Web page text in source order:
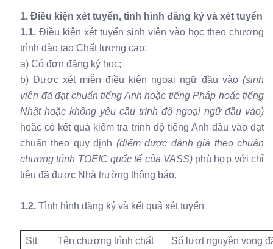
1. Điều kiện xét tuyển, tình hình đăng ký và xét tuyển
1.1. Điều kiện xét tuyển sinh viên vào học theo chương
trình đào tạo Chất lượng cao:
a) Có đơn đăng ký học;
b) Được xét miễn điều kiện ngoại ngữ đầu vào (sinh
viên đã đạt chuẩn tiếng Anh hoặc tiếng Pháp hoặc tiếng
Nhật hoặc không yêu cầu trình độ ngoại ngữ đầu vào)
hoặc có kết quả kiểm tra trình độ tiếng Anh đầu vào đạt
chuẩn theo quy định (điểm được đánh giá theo chuẩn
chương trình TOEIC quốc tế của VASS) phù hợp với chỉ
tiêu đã được Nhà trường thông báo.
1.2. Tình hình đăng ký và kết quả xét tuyển
Stt
Tên chương trình chất
Số lượt nguyện vọng